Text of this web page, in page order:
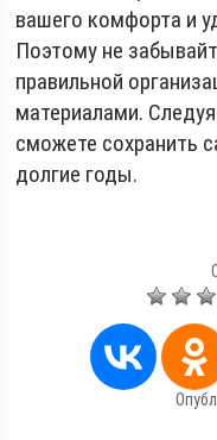
вашего комфорта и
Поэтому не
правильной
материалами.
сможете сохранить
долгие годы.